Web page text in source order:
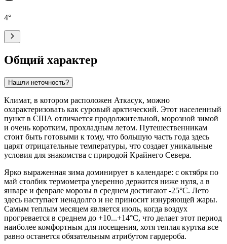
4°
Общий характер
Нашли неточность?
Климат, в котором расположен Аткасук, можно
охарактеризовать как суровый арктический. Этот населенный
пункт в США отличается продолжительной, морозной зимой
и очень коротким, прохладным летом. Путешественникам
стоит быть готовыми к тому, что большую часть года здесь
царят отрицательные температуры, что создает уникальные
условия для знакомства с природой Крайнего Севера.
Ярко выраженная зима доминирует в календаре: с октября по
май столбик термометра уверенно держится ниже нуля, а в
январе и феврале морозы в среднем достигают -25°C. Лето
здесь наступает ненадолго и не приносит изнуряющей жары.
Самым теплым месяцем является июль, когда воздух
прогревается в среднем до +10...+14°C, что делает этот период
наиболее комфортным для посещения, хотя теплая куртка все
равно останется обязательным атрибутом гардероба.